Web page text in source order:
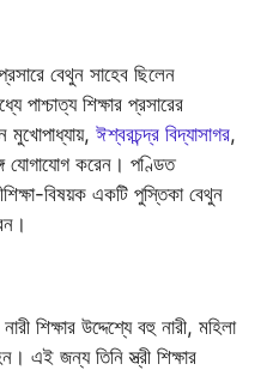
বেথুন সাহেব ছিলেন
পাশ্চাত্য শিক্ষার প্রসারের
মুখোপাধ্যায়, ঈশ্বরচন্দ্র বিদ্যাসাগর,
যোগাযোগ করেন। পণ্ডিত
বিষয়ক একটি পুস্তিকা বেথুন
শিক্ষার উদ্দেশ্যে বহু নারী, মহিলা
এই জন্য তিনি স্ত্রী শিক্ষার